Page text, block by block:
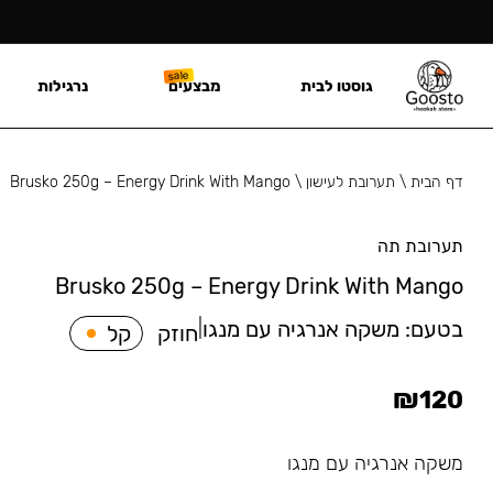
דף הבית\ תערובת לעישון \
Brusko 250g – Energy Drink With Mango
תערובת תה
Brusko 250g – Energy Drink With Mango
בטעם: משקה אנרגיה עם מנגו חוזק קל
₪120
משקה אנרגיה עם מנגו
גוסטו לבית מבצעים נרגילות